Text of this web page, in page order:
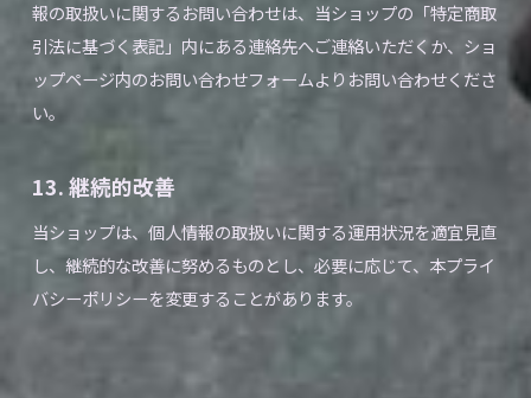
報の取扱いに関するお問い合わせは、当ショップの「特定商取
引法に基づく表記」内にある連絡先へご連絡いただくか、ショ
ップページ内のお問い合わせフォームよりお問い合わせくださ
い。
13. 継続的改善
当ショップは、個人情報の取扱いに関する運用状況を適宜見直
し、継続的な改善に努めるものとし、必要に応じて、本プライ
バシーポリシーを変更することがあります。